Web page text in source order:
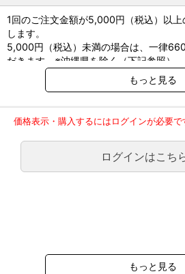
トイ・プードル、 チワワ、 ミニチュア
ニアン、 ヨークシャー・テリア、 ミニ
ー・ズー パピヨンなどにもおすすめ
原材料名: ポーク、米、チキン、コーン
コース、卵白、チキンエキス、ニンジン
ッツ殻パウダー、亜麻仁、ショウガ、ビ
ンベリー、小麦、加水分解ミルクプロテ
ガン、亜鉛、ヨウ素）、増粘多糖類（ア
イアシン、パントテン酸、葉酸、ビオチ
（タウリン、リジン）、カルニチン
だけでなく周囲の人にとってもつらい経
そんなペットのために、ヒルズの栄養学
1回のご注文金額が5,000円（税込）以
します。
5,000円（税込）未満の場合は、一律
だきます。※沖縄県を除く（下記参照）
※2017年11月14日（火）より沖縄県への
回のご注文金額（税込）が、30,000円
ご了承のほどよろしくお願い致します。
弊社都合でお届けが２回以上に分かれる
のみで新たな送料は発生しません。
大型商品送料が必要な商品をご注文の場
負担頂きます。
受けます。
もっと見る
価格表示・購入するにはログインが必要で
ログインはこち
もっと見る